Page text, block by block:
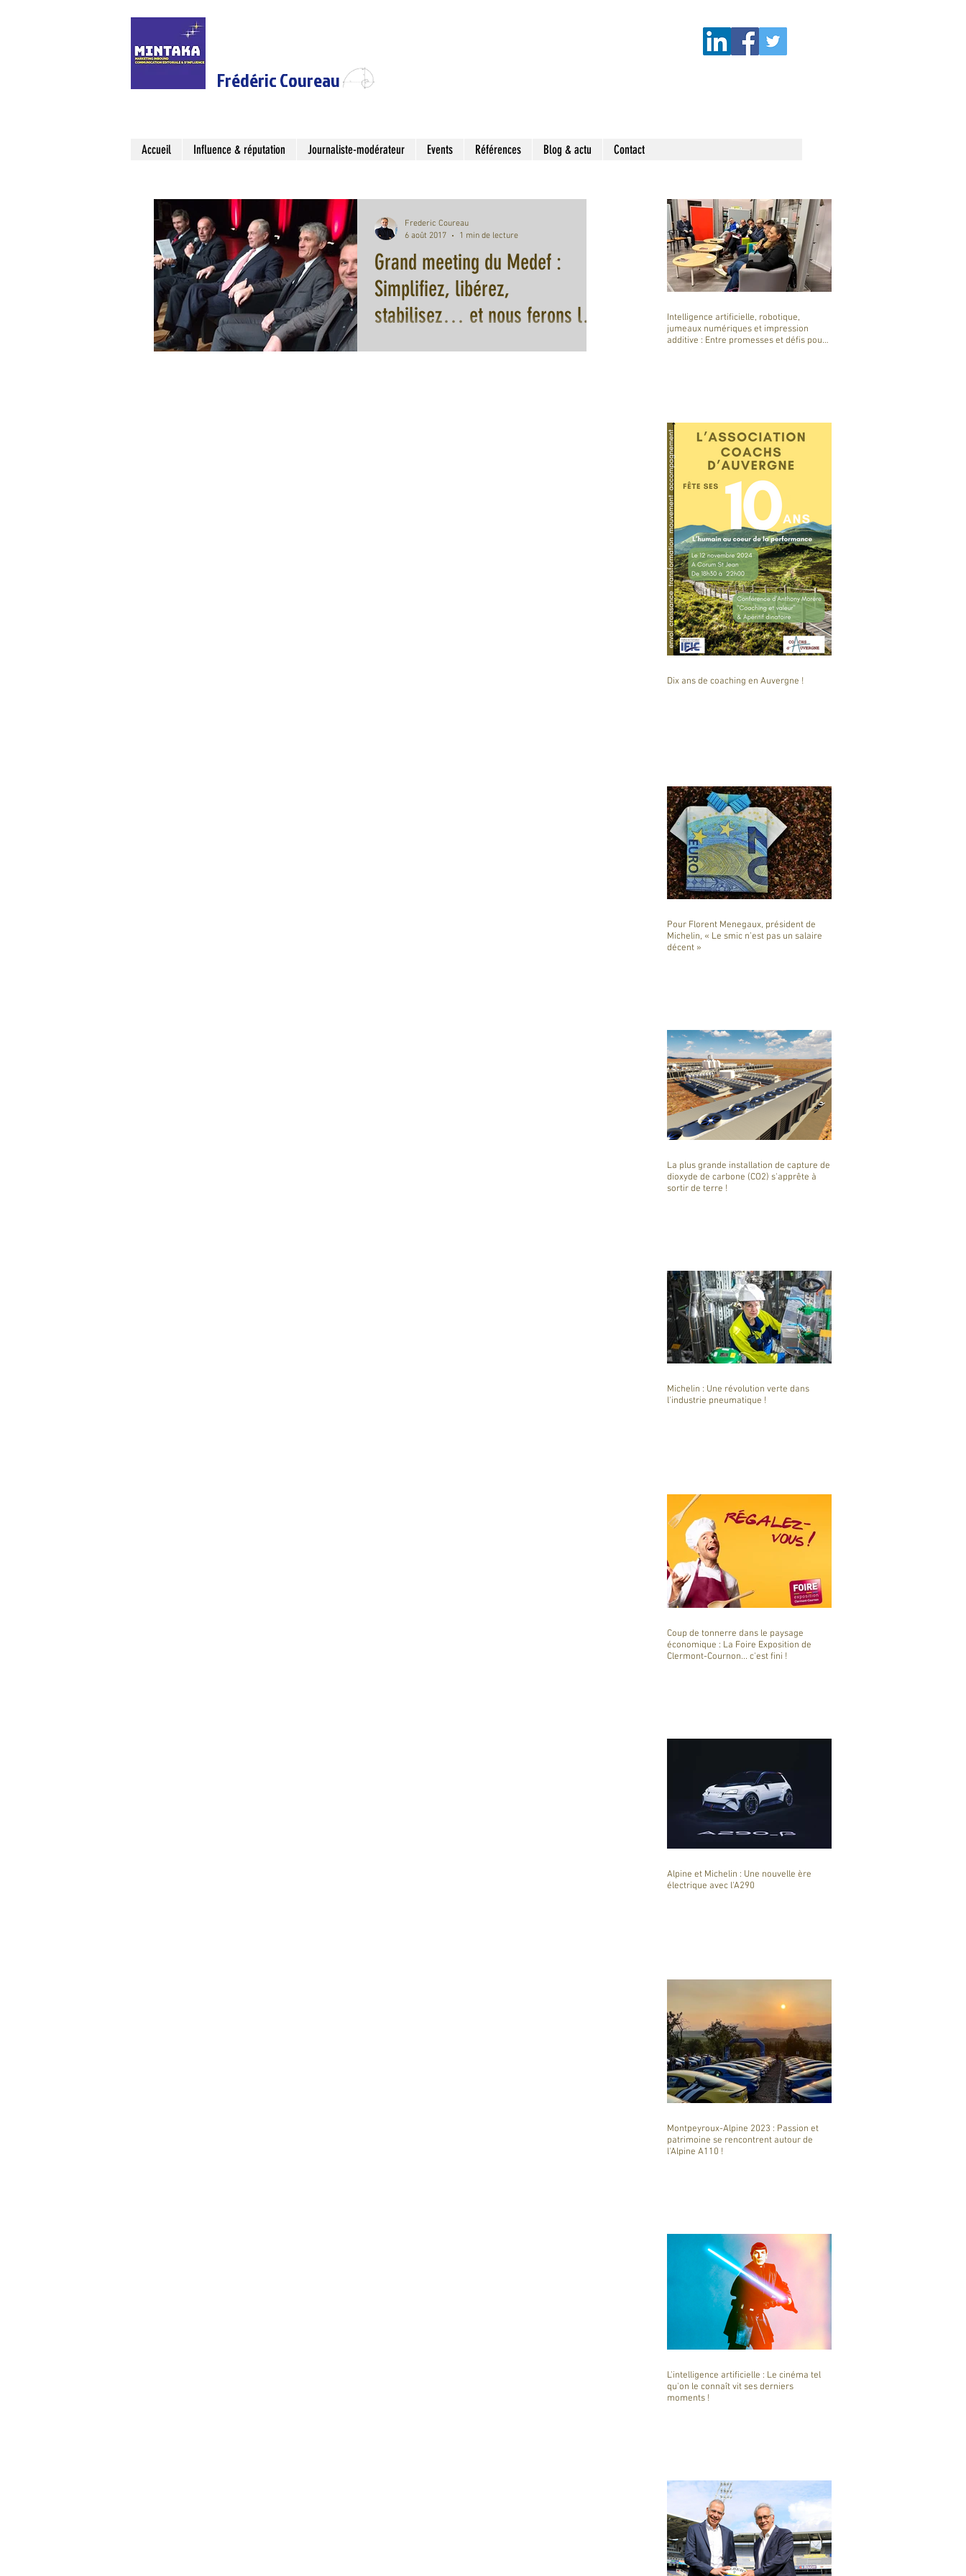
Frédéric Coureau
Accueil Influence & réputation Journaliste-modérateur Events Références Blog & actu Contact
Grand meeting du Medef :
Simplifiez, libérez,
stabilisez… et nous ferons le
Frederic Coureau
6 août 2017
1 min de lecture
Intelligence artificielle, robotique,
jumeaux numériques et impression
additive : Entre promesses et défis pour
Dix ans de coaching en Auvergne !
Pour Florent Menegaux, président de
Michelin, « Le smic n’est pas un salaire
décent »
La plus grande installation de capture de
dioxyde de carbone (CO2) s'apprête à
sortir de terre !
Michelin : Une révolution verte dans
l'industrie pneumatique !
Coup de tonnerre dans le paysage
économique : La Foire Exposition de
Clermont-Cournon... c'est fini !
Alpine et Michelin : Une nouvelle ère
électrique avec l'A290
Montpeyroux-Alpine 2023 : Passion et
patrimoine se rencontrent autour de
l'Alpine A110 !
L'intelligence artificielle : Le cinéma tel
qu'on le connaît vit ses derniers
moments !